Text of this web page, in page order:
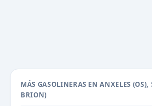
MÁS GASOLINERAS EN ANXELES
BRION)